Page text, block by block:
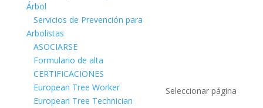
Árbol
Servicios de Prevención para
Arbolistas
ASOCIARSE
Formulario de alta
CERTIFICACIONES
European Tree Worker
European Tree Technician
Seleccionar página